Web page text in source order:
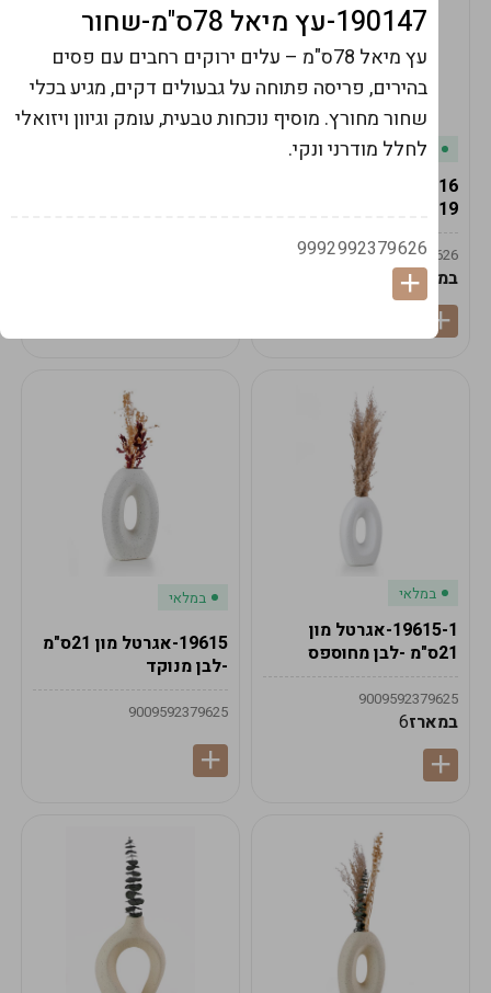
במלאי
19ס"מ -קרם
9009492379626
במארז6
במלאי
19615-1-אגרטל מון
21ס"מ -לבן מחוספס
9009592379625
במארז6
במלאי
19615-אגרטל מון 21ס"מ
-לבן מנוקד
9009592379625
190147-עץ מיאל 78ס"מ-שחור
עץ מיאל 78ס"מ – עלים ירוקים רחבים עם פסים
בהירים, פריסה פתוחה על גבעולים דקים, מגיע בכלי
שחור מחורץ. מוסיף נוכחות טבעית, עומק וגיוון ויזואלי
לחלל מודרני ונקי.
9992992379626